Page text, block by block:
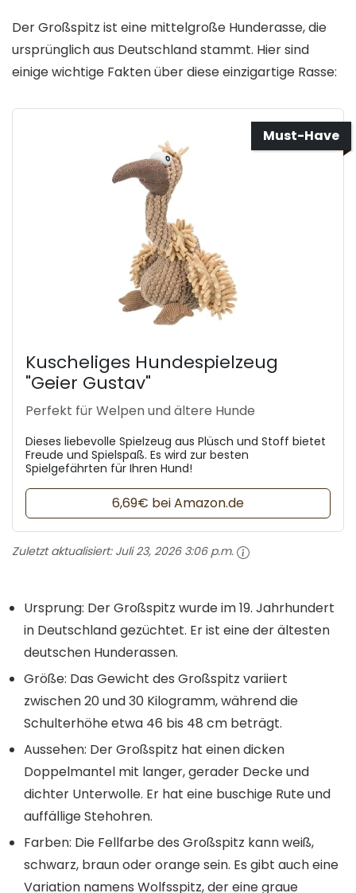
Der Großspitz ist eine mittelgroße Hunderasse, die
ursprünglich aus Deutschland stammt. Hier sind
einige wichtige Fakten über diese einzigartige Rasse:
Must-Have
Kuscheliges Hundespielzeug
"Geier Gustav"
Perfekt für Welpen und ältere Hunde
Dieses liebevolle Spielzeug aus Plüsch und Stoff bietet
Freude und Spielspaß. Es wird zur besten
Spielgefährten für Ihren Hund!
6,69€ bei Amazon.de
Zuletzt aktualisiert: Juli 23, 2026 3:06 p.m.
Ursprung: Der Großspitz wurde im 19. Jahrhundert
in Deutschland gezüchtet. Er ist eine der ältesten
deutschen Hunderassen.
Größe: Das Gewicht des Großspitz variiert
zwischen 20 und 30 Kilogramm, während die
Schulterhöhe etwa 46 bis 48 cm beträgt.
Aussehen: Der Großspitz hat einen dicken
Doppelmantel mit langer, gerader Decke und
dichter Unterwolle. Er hat eine buschige Rute und
auffällige Stehohren.
Farben: Die Fellfarbe des Großspitz kann weiß,
schwarz, braun oder orange sein. Es gibt auch eine
Variation namens Wolfsspitz, der eine graue